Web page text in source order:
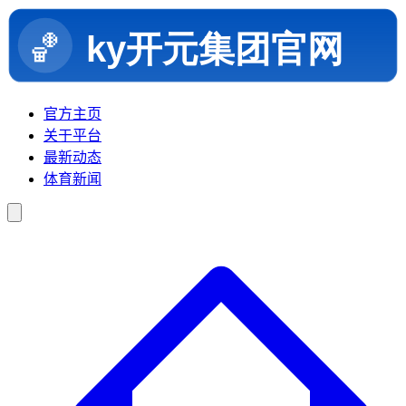
官方主页
关于平台
最新动态
体育新闻